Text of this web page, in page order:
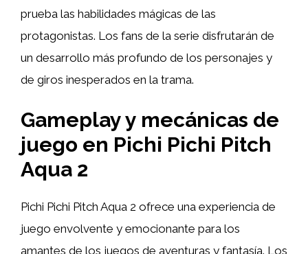
prueba las habilidades mágicas de las
protagonistas. Los fans de la serie disfrutarán de
un desarrollo más profundo de los personajes y
de giros inesperados en la trama.
Gameplay y mecánicas de
juego en Pichi Pichi Pitch
Aqua 2
Pichi Pichi Pitch Aqua 2 ofrece una experiencia de
juego envolvente y emocionante para los
amantes de los juegos de aventuras y fantasía. Los